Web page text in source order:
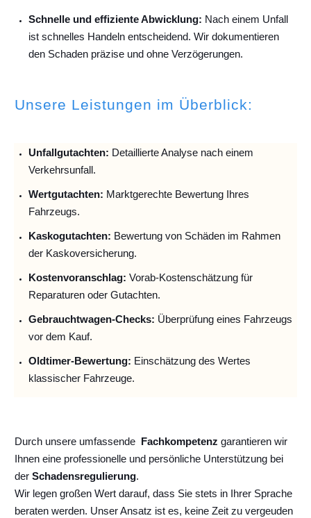
Schnelle und effiziente Abwicklung: Nach einem Unfall
ist schnelles Handeln entscheidend. Wir dokumentieren
den Schaden präzise und ohne Verzögerungen.
Unsere Leistungen im Überblick:
Unfallgutachten: Detaillierte Analyse nach einem
Verkehrsunfall.
Wertgutachten: Marktgerechte Bewertung Ihres
Fahrzeugs.
Kaskogutachten: Bewertung von Schäden im Rahmen
der Kaskoversicherung.
Kostenvoranschlag: Vorab-Kostenschätzung für
Reparaturen oder Gutachten.
Gebrauchtwagen-Checks: Überprüfung eines Fahrzeugs
vor dem Kauf.
Oldtimer-Bewertung: Einschätzung des Wertes
klassischer Fahrzeuge.
Durch unsere umfassende Fachkompetenz garantieren wir
Ihnen eine professionelle und persönliche Unterstützung bei
der Schadensregulierung.
Wir legen großen Wert darauf, dass Sie stets in Ihrer Sprache
beraten werden. Unser Ansatz ist es, keine Zeit zu vergeuden